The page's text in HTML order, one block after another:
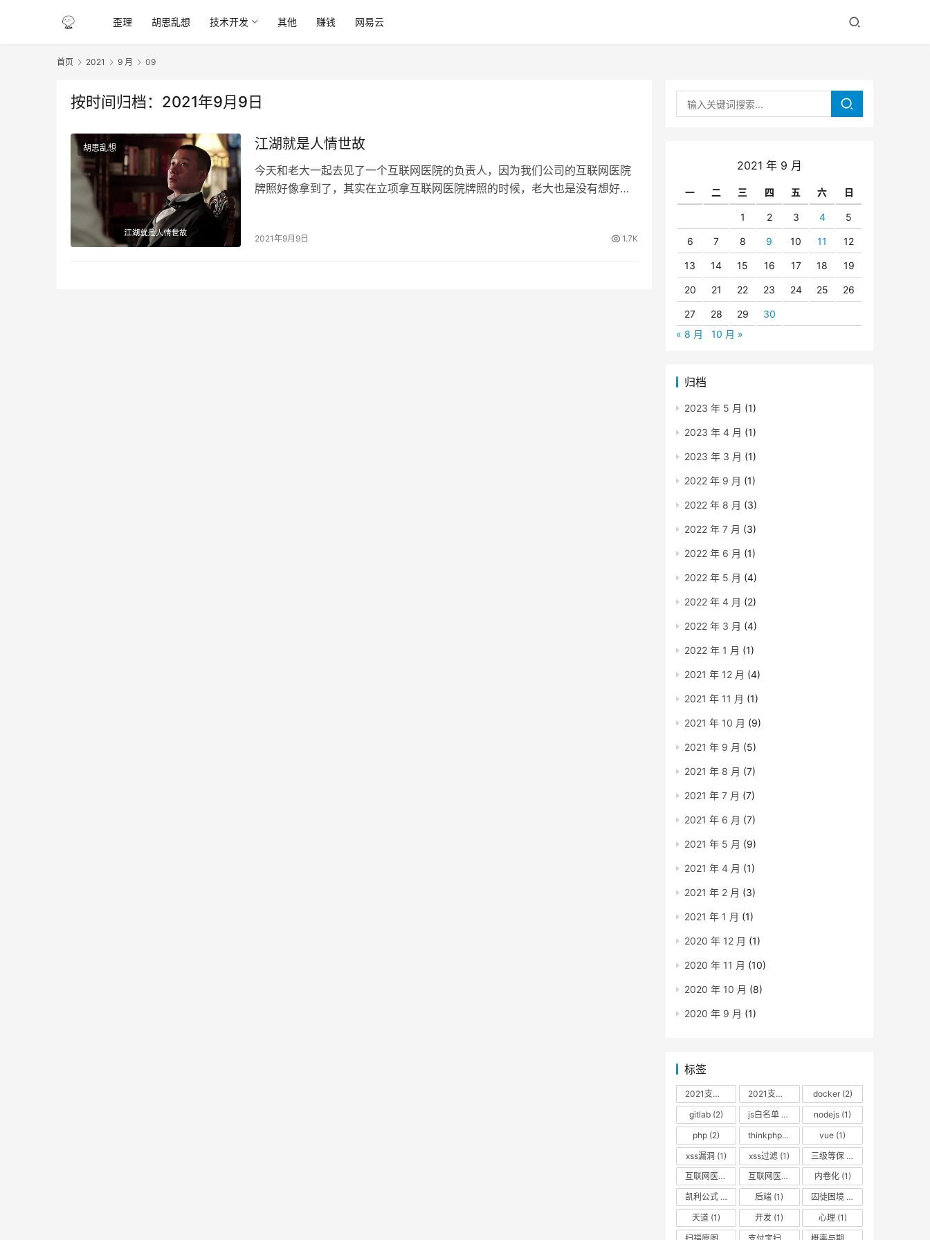
歪理 胡思乱想 技术开发 其他 赚钱 网易云
首页 2021 9 月 09
按时间归档：2021年9月9日
胡思乱想 江湖就是人情世故
今天和老大一起去见了一个互联网医院的负责人，因为我们公司的互联网医院
牌照好像拿到了，其实在立项拿互联网医院牌照的时候，老大也是没有想好具
2021年9月9日 1.7K
2021 年 9 月
一 二 三 四 五 六 日
1 2 3 4 5
6 7 8 9 10 11 12
13 14 15 16 17 18 19
20 21 22 23 24 25 26
27 28 29
30
« 8 月
10 月 »
归档
2023 年 5 月 (1)
2023 年 4 月 (1)
2023 年 3 月 (1)
2022 年 9 月 (1)
2022 年 8 月 (3)
2022 年 7 月 (3)
2022 年 6 月 (1)
2022 年 5 月 (4)
2022 年 4 月 (2)
2022 年 3 月 (4)
2022 年 1 月 (1)
2021 年 12 月 (4)
2021 年 11 月 (1)
2021 年 10 月 (9)
2021 年 9 月 (5)
2021 年 8 月 (7)
2021 年 7 月 (7)
2021 年 6 月 (7)
2021 年 5 月 (9)
2021 年 4 月 (1)
2021 年 2 月 (3)
2021 年 1 月 (1)
2020 年 12 月 (1)
2020 年 11 月 (10)
2020 年 10 月 (8)
2020 年 9 月 (1)
标签
2021支付宝扫福 (1) 2021支付宝扫福原图 (1)
docker(2)
gitlab (2) js白名单 nodejs (1)
php (2) thinkphp过滤器 vue (1)
xss漏洞 (1) xss过滤 (1) 三级等保
互联网医院+
互联网医院隐私政策 (1)
内卷化(1)
凯利公式
后端 (1) 囚徒困境
天道 (1) 开发 (1) 心理(1)